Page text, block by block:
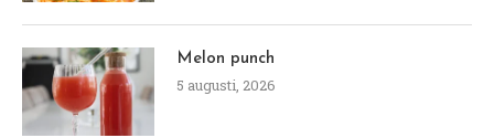
Melon punch
5 augusti, 2026